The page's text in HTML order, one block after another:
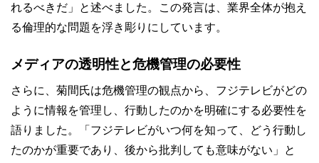
れるべきだ」と述べました。この発言は、業界全体が抱え
る倫理的な問題を浮き彫りにしています。
メディアの透明性と危機管理の必要性
さらに、菊間氏は危機管理の観点から、フジテレビがどの
ように情報を管理し、行動したのかを明確にする必要性を
語りました。「フジテレビがいつ何を知って、どう行動し
たのかが重要であり、後から批判しても意味がない」と